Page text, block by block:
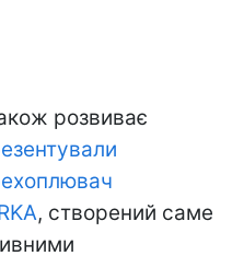
розвиває
, створений саме